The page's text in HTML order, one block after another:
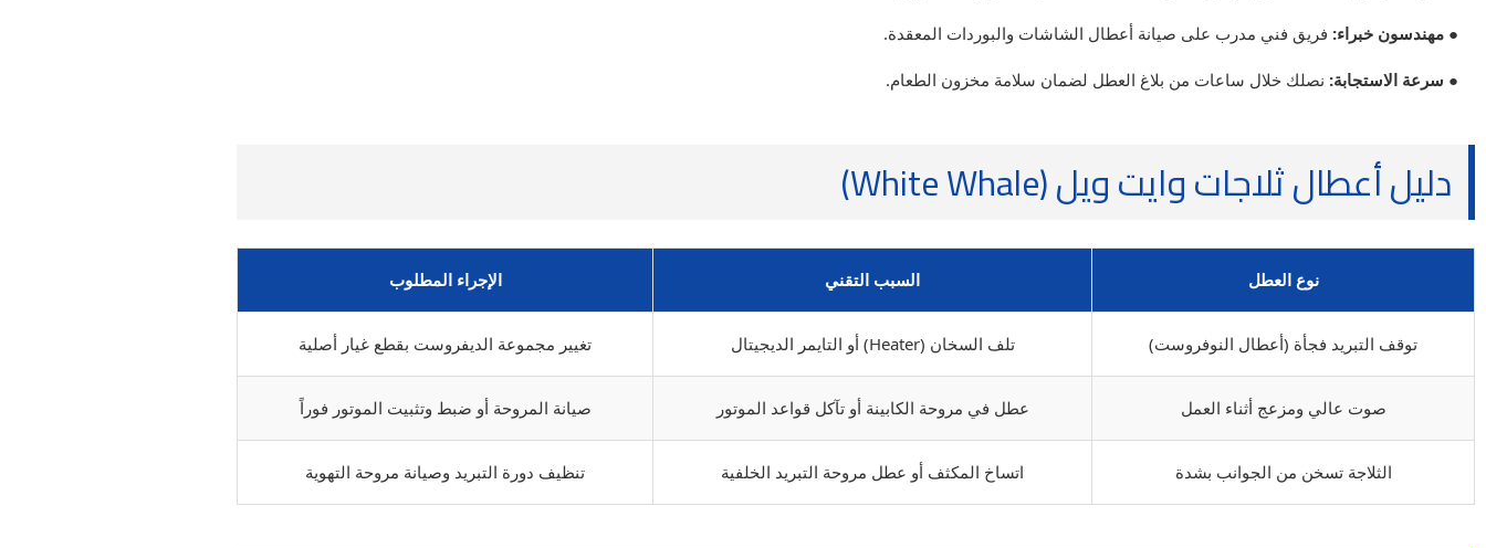
● مهندسون خبراء: فريق فني مدرب على صيانة أعطال الشاشات والبوردات المعقدة.
● سرعة الاستجابة: نصلك خلال ساعات من بلاغ العطل لضمان سلامة مخزون الطعام.
دليل أعطال ثلاجات وايت ويل (White Whale)
نوع العطل السبب التقني الإجراء المطلوب
توقف التبريد فجأة (أعطال النوفروست) تلف السخان (Heater) أو التايمر الديجيتال تغيير مجموعة الديفروست بقطع غيار أصلية
صوت عالي ومزعج أثناء العمل عطل في مروحة الكابينة أو تآكل قواعد الموتور صيانة المروحة أو ضبط وتثبيت الموتور فوراً
الثلاجة تسخن من الجوانب بشدة اتساخ المكثف أو عطل مروحة التبريد الخلفية تنظيف دورة التبريد وصيانة مروحة التهوية